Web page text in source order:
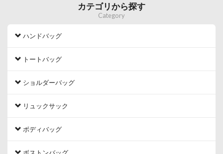
カテゴリから探す
Category
ハンドバッグ
トートバッグ
ショルダーバッグ
リュックサック
ボディバッグ
ボストンバッグ